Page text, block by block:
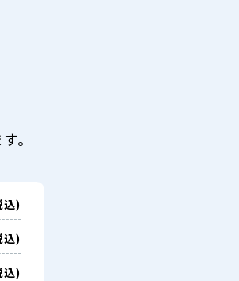
。
込)
込)
込)